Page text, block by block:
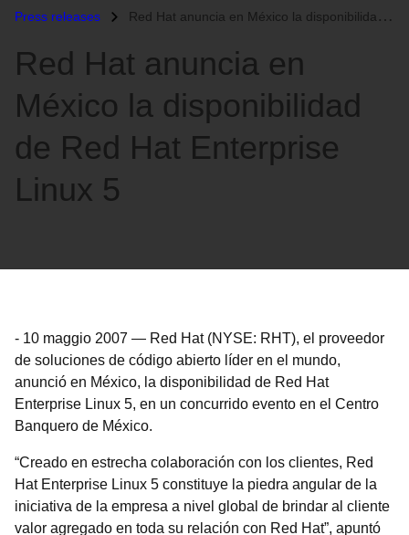
Press releases Red Hat anuncia en México la disponibilidad de Red Hat Enterprise Linu...
Red Hat anuncia en
México la disponibilidad
de Red Hat Enterprise
Linux 5
- 10 maggio 2007 — Red Hat (NYSE: RHT), el proveedor
de soluciones de código abierto líder en el mundo,
anunció en México, la disponibilidad de Red Hat
Enterprise Linux 5, en un concurrido evento en el Centro
Banquero de México.
“Creado en estrecha colaboración con los clientes, Red
Hat Enterprise Linux 5 constituye la piedra angular de la
iniciativa de la empresa a nivel global de brindar al cliente
valor agregado en toda su relación con Red Hat”, apuntó